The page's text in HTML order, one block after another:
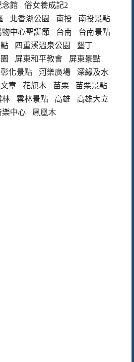
念館
俗女養成記2
北香湖公園 南投
南投景點
物中心聖誕節 台南
台南景點
四重溪溫泉公園
墾丁
屏東和平教會
屏東景點
彰化景點 河樂廣場
深緣及水
章 花旗木 苗栗
苗栗景點
林 雲林景點 高雄
高雄大立
樂中心 鳳凰木